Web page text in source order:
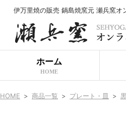
伊万里焼の販売 鍋島焼窯元 瀬兵窯オ
ホーム
HOME
HOME > 商品一覧 > プレート・皿 >